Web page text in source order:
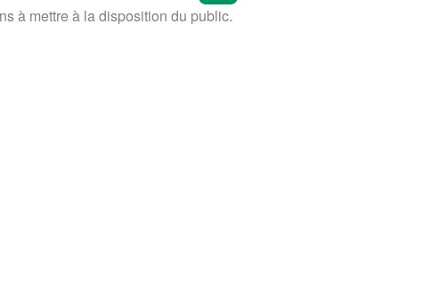
à mettre à la disposition du public.